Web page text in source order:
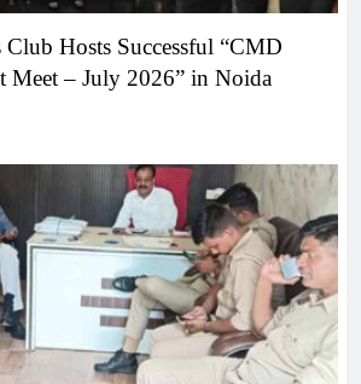
Hosts Successful “CMD
Meet – July 2026” in Noida